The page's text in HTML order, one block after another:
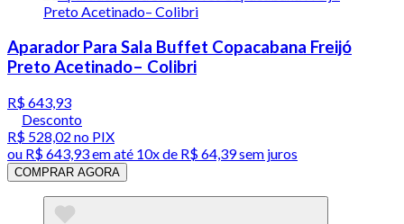
Aparador Para Sala Buffet Copacabana Freijó
Preto Acetinado– Colibri
R$ 643,93
Desconto
R$ 528,02 no PIX
ou R$ 643,93em até 10x de R$ 64,39 sem juros
COMPRAR AGORA